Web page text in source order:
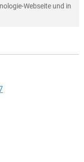
Webseite und in